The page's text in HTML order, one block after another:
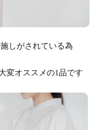
しがされている為
変オススメの1品です